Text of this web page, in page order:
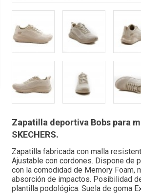
Zapatilla deportiva Bobs para
SKECHERS.
Zapatilla fabricada con malla
Ajustable con cordones. Dispone de
con la comodidad de Memory Foam,
absorción de impactos. Posibilidad
plantilla podológica. Suela de goma